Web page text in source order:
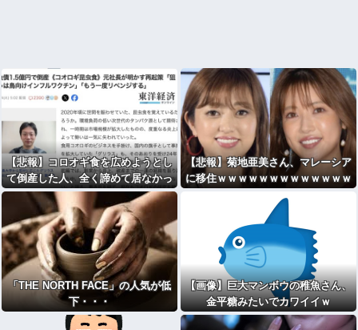
【悲報】コロオギ食を広めようとし
て倒産した人、全く諦めて居なかっ
た
【悲報】菊地亜美さん、マレーシア
に移住ｗｗｗｗｗｗｗｗｗｗｗｗｗ
「THE NORTH FACE」の人気が低
下・・・
【画像】巨大マンボウの稚魚さん、
金平糖みたいでカワイイｗ